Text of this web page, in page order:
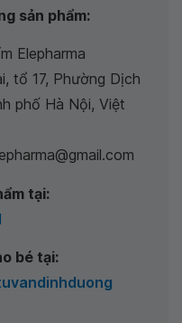
sản phẩm:
Elepharma
tổ 17, Phường Dịch
phố Hà Nội, Việt
tại:
bé tại: